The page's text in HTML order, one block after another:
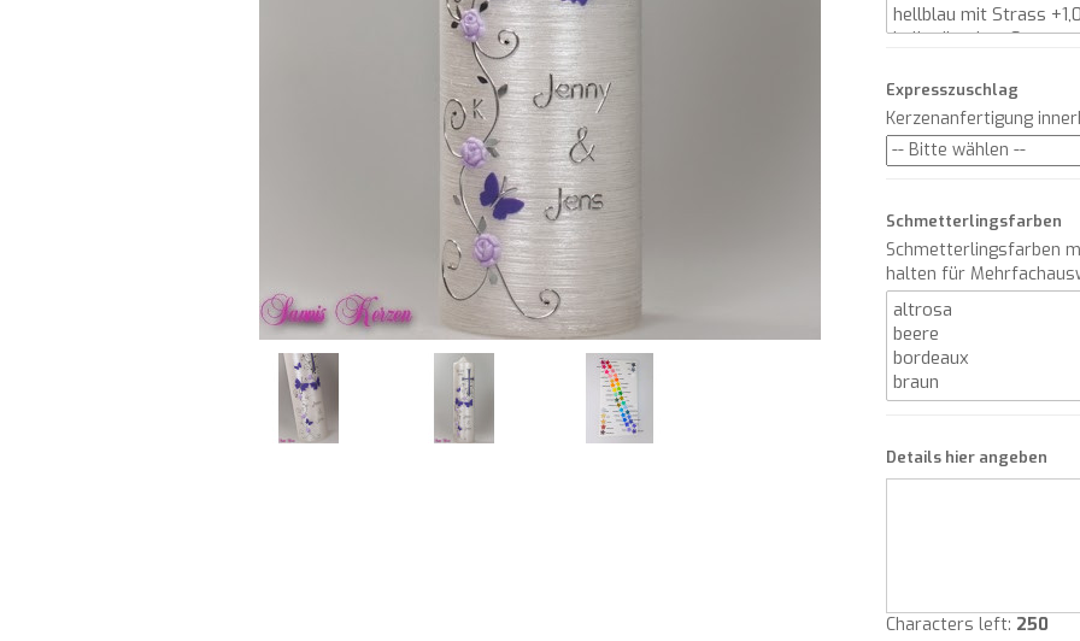
Expresszuschlag
Kerzenanfertigung
Schmetterlingsfarben
Schmetterlingsfarben
halten für
Details hier angeben
Characters left: 250